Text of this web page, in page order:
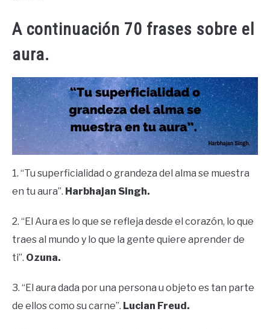
A continuación 70 frases sobre el
aura.
1. “Tu superficialidad o grandeza del alma se muestra
en tu aura”. Harbhajan Singh.
2. “El Aura es lo que se refleja desde el corazón, lo que
traes al mundo y lo que la gente quiere aprender de
ti”. Ozuna.
3. “El aura dada por una persona u objeto es tan parte
de ellos como su carne”. Lucian Freud.